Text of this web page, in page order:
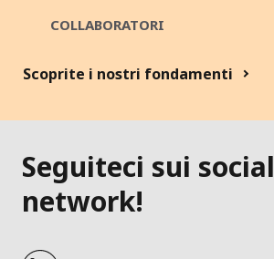
COLLABORATORI
Scoprite i nostri fondamenti
Seguiteci sui social
network!